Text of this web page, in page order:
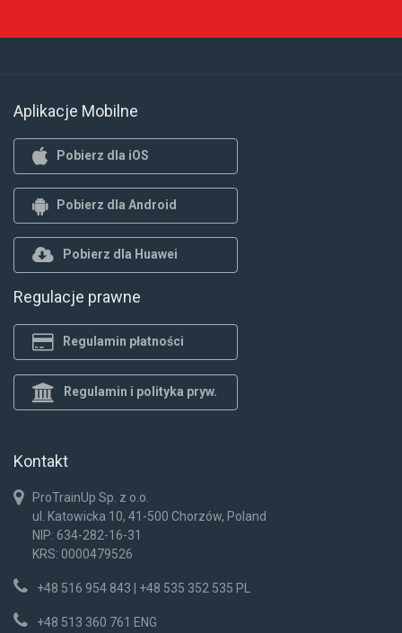
Aplikacje Mobilne
Pobierz dla iOS
Pobierz dla Android
Pobierz dla Huawei
Regulacje prawne
Regulamin płatności
Regulamin i polityka pryw.
Kontakt
ProTrainUp Sp. z o.o.
ul. Katowicka 10, 41-500 Chorzów, Poland
NIP: 634-282-16-31
KRS: 0000479526
+48 516 954 843 | +48 535 352 535 PL
+48 513 360 761 ENG